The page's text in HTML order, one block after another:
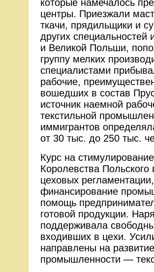
которые намечалось
центры. Приезжали
ткачи, прядильщики и
других
и Великой Польши,
группу мелких
специалистами
рабочие,
вошедших в состав
источник наемной
текстильной
иммигрантов
от 30 тыс. до 250 тыс.
Курс на
Королевства
цеховых
финансирование
помощь
готовой продукции.
поддерживала
входивших в цехи.
направлены на
промышленности —